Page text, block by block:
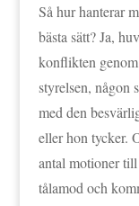
Så hur hanterar
bästa sätt? Ja,
konflikten
styrelsen, någon
med den
eller hon tycker.
antal motioner
tålamod och